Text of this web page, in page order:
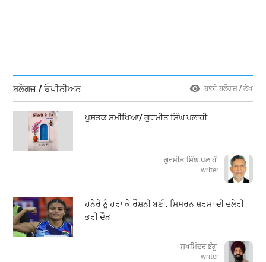
ਬਲੌਗਜ਼ / ਓਪੀਨੀਅਨ ਬਾਕੀ ਬਲੌਗਜ਼ / ਲੇਖ
ਪੁਸਤਕ ਸਮੀਖਿਆ/ ਗੁਰਮੀਤ ਸਿੰਘ ਪਲਾਹੀ
ਗੁਰਮੀਤ ਸਿੰਘ ਪਲਾਹੀ
writer
ਹਨੇਰੇ ਨੂੰ ਹਰਾ ਕੇ ਰੌਸ਼ਨੀ ਬਣੀ: ਸਿਮਰਨ ਸ਼ਰਮਾ ਦੀ ਦਲੇਰੀ
ਭਰੀ ਦੌੜ
ਸੁਖਮਿੰਦਰ ਭੰਗੂ
writer